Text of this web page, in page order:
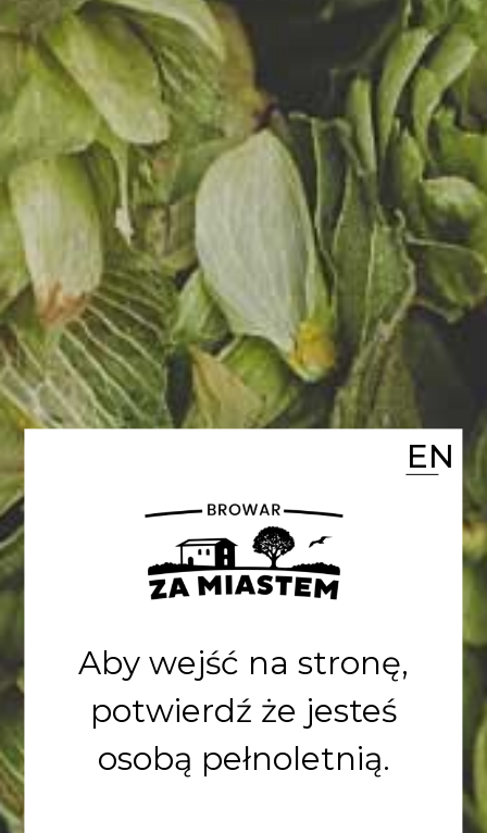
POLISH APA
Pełne, goryczkowe.
Wyraźny aromat
owoców tropikalnych,
13,0% 5,6% 40
POZNAJ CHARAKTER
Aby wejść na stronę,
potwierdź że jesteś
osobą pełnoletnią.
EN